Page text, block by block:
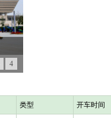
4
类型 开车时间